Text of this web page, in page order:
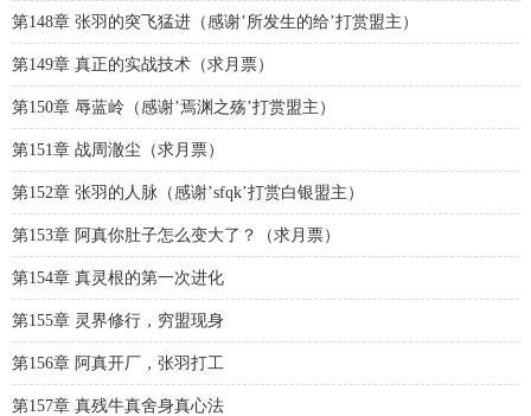
第148章 张羽的突飞猛进（感谢’所发生的给’打赏盟主）
第149章 真正的实战技术（求月票）
第150章 辱蓝岭（感谢’焉渊之殇’打赏盟主）
第151章 战周澈尘（求月票）
第152章 张羽的人脉（感谢’sfqk’打赏白银盟主）
第153章 阿真你肚子怎么变大了？（求月票）
第154章 真灵根的第一次进化
第155章 灵界修行，穷盟现身
第156章 阿真开厂，张羽打工
第157章 真残牛真舍身真心法